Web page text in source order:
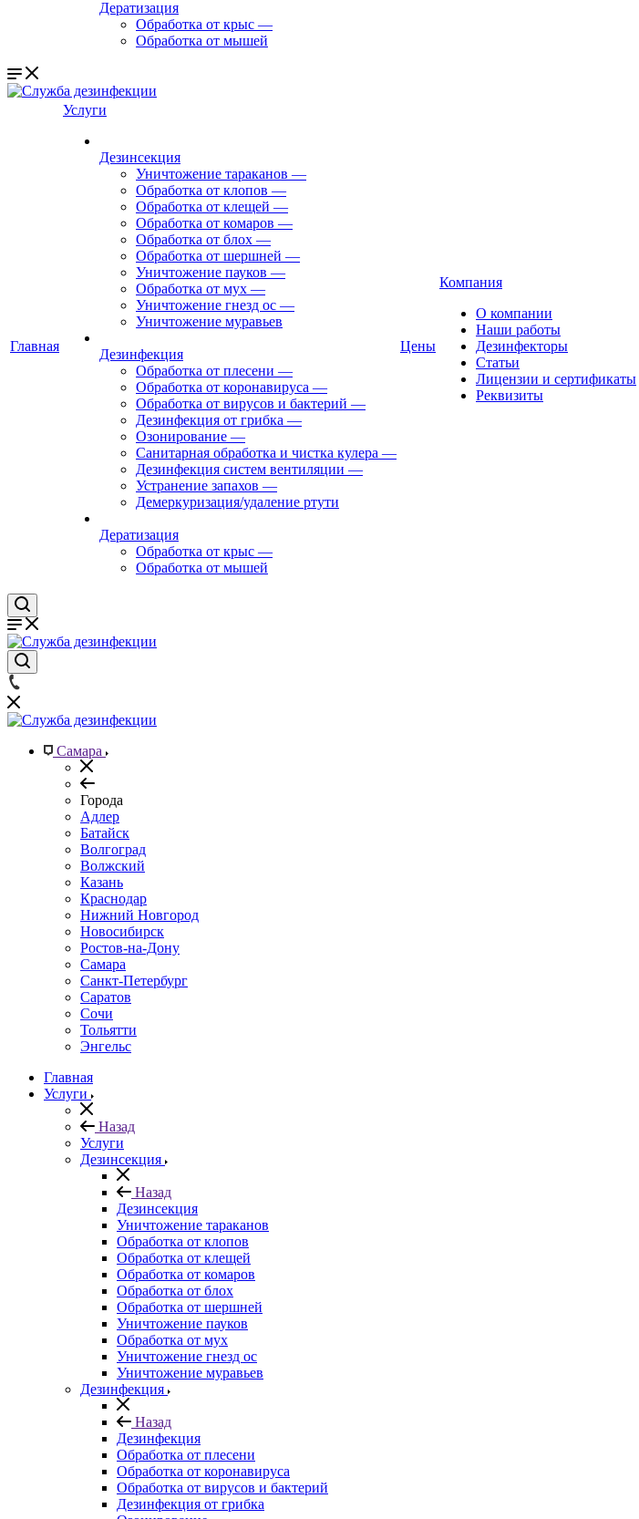
Дератизация
Обработка от крыс —
Обработка от мышей
Главная
Услуги
Дезинсекция
Уничтожение тараканов —
Обработка от клопов —
Обработка от клещей —
Обработка от комаров —
Обработка от блох —
Обработка от шершней —
Уничтожение пауков —
Обработка от мух —
Уничтожение гнезд ос —
Уничтожение муравьев
Дезинфекция
Обработка от плесени —
Обработка от коронавируса —
Обработка от вирусов и бактерий —
Дезинфекция от грибка —
Озонирование —
Санитарная обработка и чистка кулера —
Дезинфекция систем вентиляции —
Устранение запахов —
Демеркуризация/удаление ртути
Дератизация
Обработка от крыс —
Обработка от мышей
Цены
Компания
О компании
Наши работы
Дезинфекторы
Статьи
Лицензии и сертификаты
Реквизиты
Самара
Города
Адлер
Батайск
Волгоград
Волжский
Казань
Краснодар
Нижний Новгород
Новосибирск
Ростов-на-Дону
Самара
Санкт-Петербург
Саратов
Сочи
Тольятти
Энгельс
Главная
Услуги
Назад
Услуги
Дезинсекция
Назад
Дезинсекция
Уничтожение тараканов
Обработка от клопов
Обработка от клещей
Обработка от комаров
Обработка от блох
Обработка от шершней
Уничтожение пауков
Обработка от мух
Уничтожение гнезд ос
Уничтожение муравьев
Дезинфекция
Назад
Дезинфекция
Обработка от плесени
Обработка от коронавируса
Обработка от вирусов и бактерий
Дезинфекция от грибка